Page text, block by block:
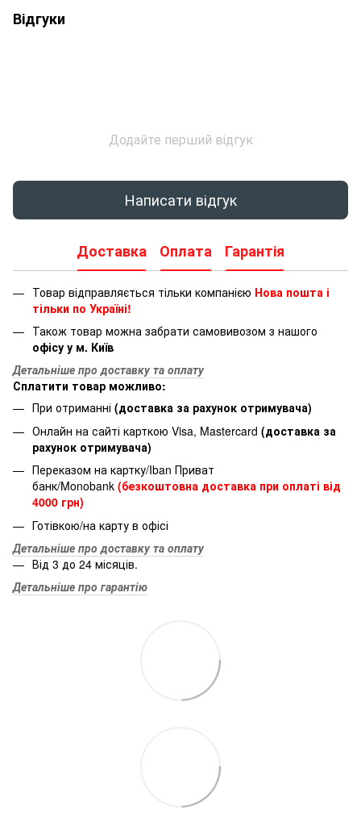
Відгуки
Додайте перший відгук
Написати відгук
Доставка Оплата Гарантія
Товар відправляється тільки компанією Нова пошта і
тільки по Україні!
Також товар можна забрати самовивозом з нашого
офісу у м. Київ
Детальніше про доставку та оплату
Сплатити товар можливо:
При отриманні (доставка за рахунок отримувача)
Онлайн на сайті карткою Visa, Mastercard (доставка за
рахунок отримувача)
Переказом на картку/Iban Приват
банк/Monobank (безкоштовна доставка при оплаті від
4000 грн)
Готівкою/на карту в офісі
Детальніше про доставку та оплату
Від 3 до 24 місяців.
Детальніше про гарантію